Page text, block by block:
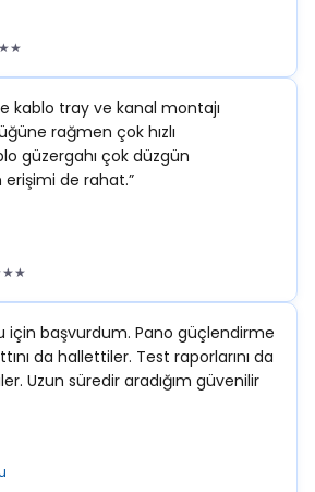
kablo tray ve kanal montajı
rağmen çok hızlı
güzergahı çok düzgün
erişimi de rahat.”
için başvurdum. Pano güçlendirme
da hallettiler. Test raporlarını da
Uzun süredir aradığım güvenilir